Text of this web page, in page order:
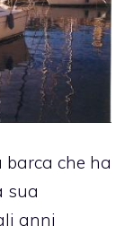
barca che ha
sua
anni